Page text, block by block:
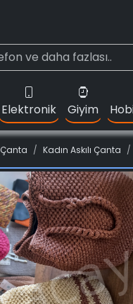
Elektronik Giyim
Çanta Kadın Askılı Çanta